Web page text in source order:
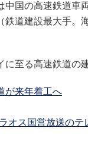
中国の高速鉄道車
道建設最大手。
至る高速鉄道の
が来年着工へ
オス国営放送のテ